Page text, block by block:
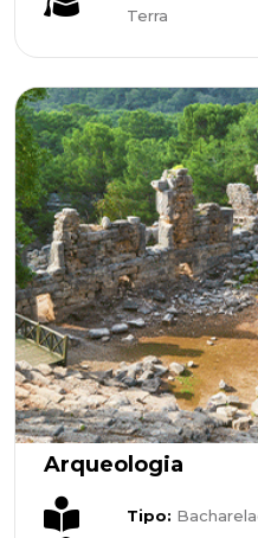
Terra
Arqueologia
Tipo: